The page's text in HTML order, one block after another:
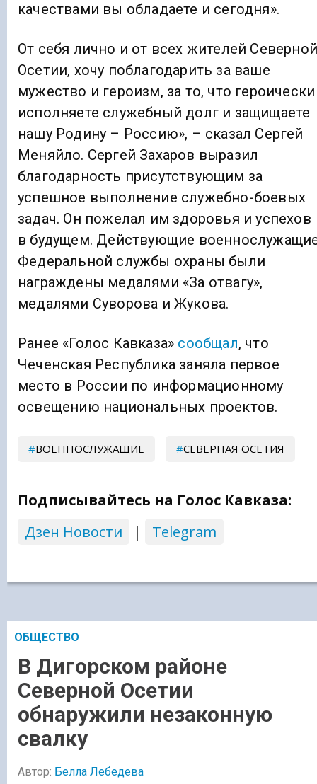
качествами вы обладаете и сегодня».
От себя лично и от всех жителей Северной
Осетии, хочу поблагодарить за ваше
мужество и героизм, за то, что героически
исполняете служебный долг и защищаете
нашу Родину – Россию», – сказал Сергей
Меняйло. Сергей Захаров выразил
благодарность присутствующим за
успешное выполнение служебно-боевых
задач. Он пожелал им здоровья и успехов
в будущем. Действующие
Федеральной службы охраны были
награждены медалями «За отвагу»,
медалями Суворова и Жукова.
Ранее «Голос Кавказа» сообщал, что
Чеченская Республика заняла первое
место в России по информационному
освещению национальных проектов.
ВОЕННОСЛУЖАЩИЕ СЕВЕРНАЯ ОСЕТИЯ
Подписывайтесь на Голос Кавказа:
Дзен Новости
| Telegram
ОБЩЕСТВО
В Дигорском районе
Северной Осетии
обнаружили незаконную
свалку
Автор: Белла Лебедева